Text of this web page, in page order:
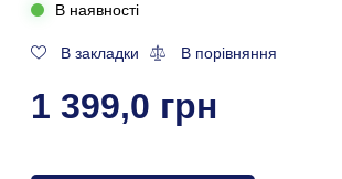
В наявності
В закладки В порівняння
1 399,0 грн